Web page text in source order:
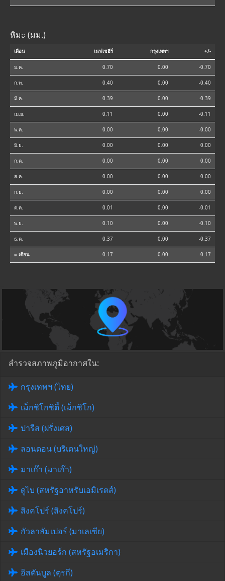
หิมะ (มม.)
เดือน เนฟเชฮีร์ กรุงเทพฯ +/-
ม.ค. 0.70 0.00 -0.70
ก.พ. 0.40 0.00 -0.40
มี.ค. 0.39 0.00 -0.39
เม.ย. 0.11 0.00 -0.11
พ.ค. 0.00 0.00 -0.00
มิ.ย. 0.00 0.00 0.00
ก.ค. 0.00 0.00 0.00
ส.ค. 0.00 0.00 0.00
ก.ย. 0.00 0.00 0.00
ต.ค. 0.01 0.00 -0.01
พ.ย. 0.10 0.00 -0.10
ธ.ค. 0.37 0.00 -0.37
⌀ เดือน 0.17 0.00 -0.17
สำรวจสภาพภูมิอากาศใน:
กรุงเทพฯ (ไทย)
เม็กซิโกซิตี้ (เม็กซิโก)
ปารีส (ฝรั่งเศส)
ลอนดอน (บริเตนใหญ่)
มาเก๊า (มาเก๊า)
ดูไบ (สหรัฐอาหรับเอมิเรตส์)
สิงคโปร์ (สิงคโปร์)
กัวลาลัมเปอร์ (มาเลเซีย)
เมืองนิวยอร์ก (สหรัฐอเมริกา)
อิสตันบูล (ตุรกี)